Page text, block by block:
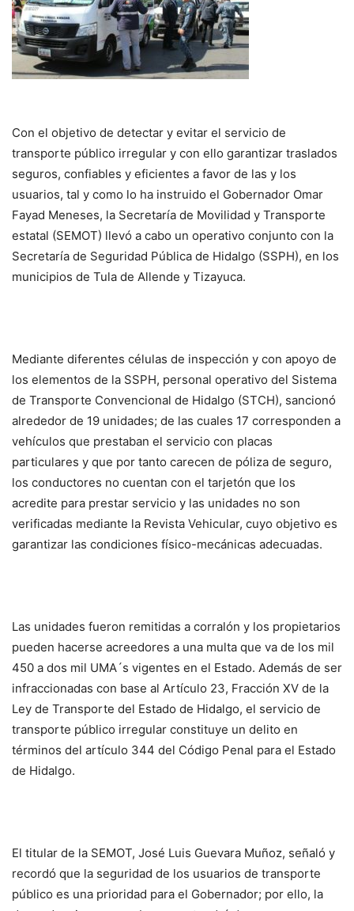
Con el objetivo de detectar y evitar el servicio de
transporte público irregular y con ello garantizar traslados
seguros, confiables y eficientes a favor de las y los
usuarios, tal y como lo ha instruido el Gobernador Omar
Fayad Meneses, la Secretaría de Movilidad y Transporte
estatal (SEMOT) llevó a cabo un operativo conjunto con la
Secretaría de Seguridad Pública de Hidalgo (SSPH), en los
municipios de Tula de Allende y Tizayuca.
Mediante diferentes células de inspección y con apoyo de
los elementos de la SSPH, personal operativo del Sistema
de Transporte Convencional de Hidalgo (STCH), sancionó
alrededor de 19 unidades; de las cuales 17 corresponden a
vehículos que prestaban el servicio con placas
particulares y que por tanto carecen de póliza de seguro,
los conductores no cuentan con el tarjetón que los
acredite para prestar servicio y las unidades no son
verificadas mediante la Revista Vehicular, cuyo objetivo es
garantizar las condiciones físico-mecánicas adecuadas.
Las unidades fueron remitidas a corralón y los propietarios
pueden hacerse acreedores a una multa que va de los mil
450 a dos mil UMA´s vigentes en el Estado. Además de ser
infraccionadas con base al Artículo 23, Fracción XV de la
Ley de Transporte del Estado de Hidalgo, el servicio de
transporte público irregular constituye un delito en
términos del artículo 344 del Código Penal para el Estado
de Hidalgo.
El titular de la SEMOT, José Luis Guevara Muñoz, señaló y
recordó que la seguridad de los usuarios de transporte
público es una prioridad para el Gobernador; por ello, la